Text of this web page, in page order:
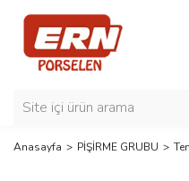
Anasayfa PİŞİRME GRUBU